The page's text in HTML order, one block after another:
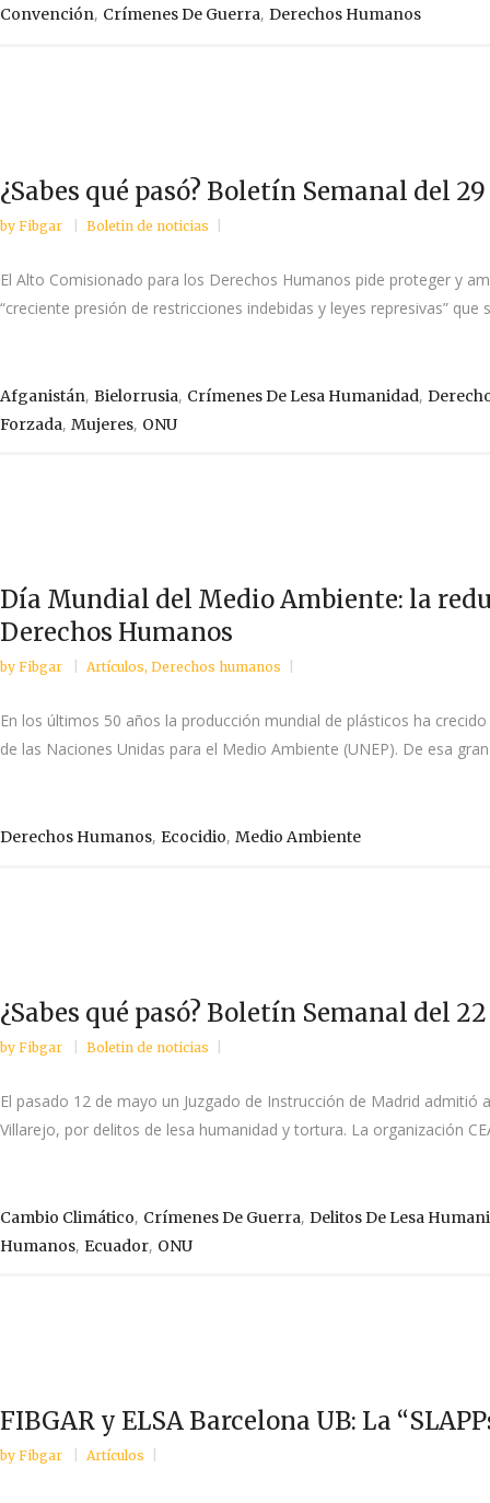
Convención, Crímenes De Guerra, Derechos Humanos
¿Sabes qué pasó? Boletín Semanal del
by Fibgar Boletin de noticias
El Alto Comisionado para los Derechos Humanos pide proteger y
“creciente presión de restricciones indebidas y leyes represivas”
Afganistán, Bielorrusia, Crímenes De Lesa Humanidad,
Forzada, Mujeres, ONU
Día Mundial del Medio Ambiente: la
Derechos Humanos
by Fibgar Artículos, Derechos humanos
En los últimos 50 años la producción mundial de plásticos ha
de las Naciones Unidas para el Medio Ambiente (UNEP). De esa
Derechos Humanos, Ecocidio, Medio Ambiente
¿Sabes qué pasó? Boletín Semanal del
by Fibgar Boletin de noticias
El pasado 12 de mayo un Juzgado de Instrucción de Madrid
Villarejo, por delitos de lesa humanidad y tortura. La organización
Cambio Climático, Crímenes De Guerra, Delitos De Lesa
Humanos, Ecuador, ONU
FIBGAR y ELSA Barcelona UB: La
by Fibgar Artículos